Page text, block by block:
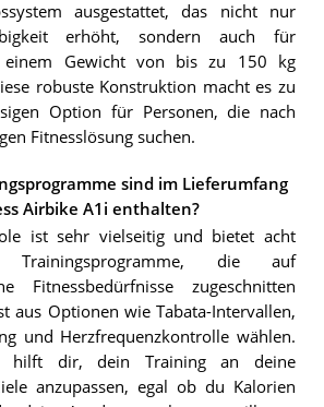
ausgestattet, das nicht nur
erhöht, sondern auch für
einem Gewicht von bis zu 150 kg
robuste Konstruktion macht es zu
Option für Personen, die nach
Fitnesslösung suchen.
sind im Lieferumfang
Airbike A1i enthalten?
ist sehr vielseitig und bietet acht
Trainingsprogramme, die auf
Fitnessbedürfnisse zugeschnitten
aus Optionen wie Tabata-Intervallen,
und Herzfrequenzkontrolle wählen.
hilft dir, dein Training an deine
anzupassen, egal ob du Kalorien